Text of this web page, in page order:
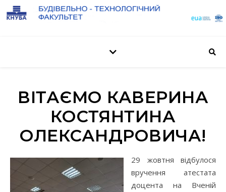
ВІТАЄМО КАВЕРИНА
КОСТЯНТИНА
ОЛЕКСАНДРОВИЧА!
29 жовтня відбулося
вручення атестата
доцента на Вченій